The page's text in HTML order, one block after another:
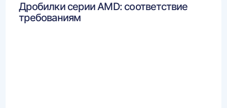
Дробилки серии AMD: соответствие
требованиям